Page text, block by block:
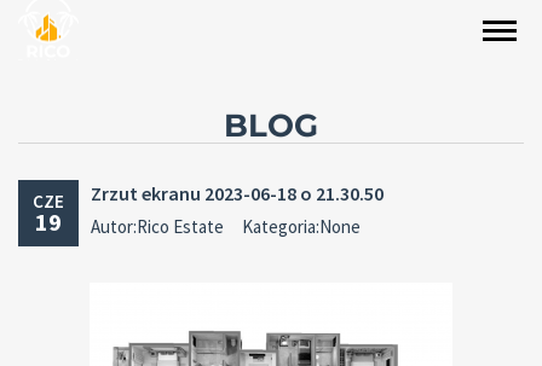
BLOG
CZE
19
Zrzut ekranu 2023-06-18 o 21.30.50
Autor:Rico Estate Kategoria:None